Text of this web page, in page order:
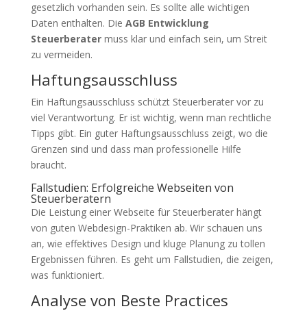
gesetzlich vorhanden sein. Es sollte alle wichtigen
Daten enthalten. Die AGB Entwicklung
Steuerberatermuss klar und einfach sein, um Streit
zu vermeiden.
Haftungsausschluss
Ein Haftungsausschluss schützt Steuerberater vor zu
viel Verantwortung. Er ist wichtig, wenn man rechtliche
Tipps gibt. Ein guter Haftungsausschluss zeigt, wo die
Grenzen sind und dass man professionelle Hilfe
braucht.
Fallstudien: Erfolgreiche Webseiten von
Steuerberatern
Die Leistung einer Webseite für Steuerberater hängt
von guten Webdesign-Praktiken ab. Wir schauen uns
an, wie effektives Design und kluge Planung zu tollen
Ergebnissen führen. Es geht um Fallstudien, die zeigen,
was funktioniert.
Analyse von Beste Practices